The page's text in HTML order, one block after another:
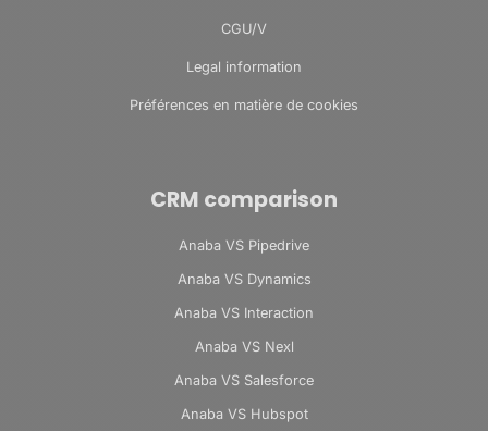
CGU/V
Legal information
Préférences en matière de cookies
CRM comparison
Anaba VS Pipedrive
Anaba VS Dynamics
Anaba VS Interaction
Anaba VS Nexl
Anaba VS Salesforce
Anaba VS Hubspot